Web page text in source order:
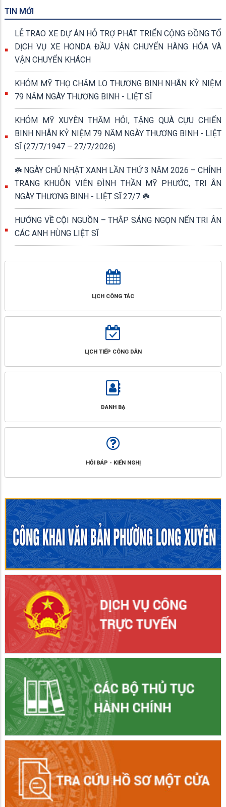
TIN MỚI
LỄ TRAO XE DỰ ÁN HỖ TRỢ PHÁT TRIỂN CỘNG ĐỒNG TỔ
DỊCH VỤ XE HONDA ĐẦU VẬN CHUYỂN HÀNG HÓA VÀ
VẬN CHUYỂN KHÁCH
KHÓM MỸ THỌ CHĂM LO THƯƠNG BINH NHÂN KỶ NIỆM
79 NĂM NGÀY THƯƠNG BINH - LIỆT SĨ
KHÓM MỸ XUYÊN THĂM HỎI, TẶNG QUÀ CỰU CHIẾN
BINH NHÂN KỶ NIỆM 79 NĂM NGÀY THƯƠNG BINH - LIỆT
SĨ (27/7/1947 – 27/7/2026)
☘️ NGÀY CHỦ NHẬT XANH LẦN THỨ 3 NĂM 2026 – CHỈNH
TRANG KHUÔN VIÊN ĐÌNH THẦN MỸ PHƯỚC, TRI ÂN
NGÀY THƯƠNG BINH - LIỆT SĨ 27/7 ☘️
HƯỚNG VỀ CỘI NGUỒN – THẮP SÁNG NGỌN NẾN TRI ÂN
CÁC ANH HÙNG LIỆT SĨ
LỊCH CÔNG TÁC
LỊCH TIẾP CÔNG DÂN
DANH BẠ
HỎI ĐÁP - KIẾN NGHỊ